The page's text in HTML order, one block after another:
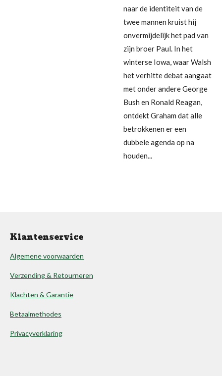
naar de identiteit van de
twee mannen kruist hij
onvermijdelijk het pad van
zijn broer Paul. In het
winterse Iowa, waar Walsh
het verhitte debat aangaat
met onder andere George
Bush en Ronald Reagan,
ontdekt Graham dat alle
betrokkenen er een
dubbele agenda op na
houden...
Klantenservice
Algemene voorwaarden
Verzending & Retourneren
Klachten & Garantie
Betaalmethodes
Privacyverklaring